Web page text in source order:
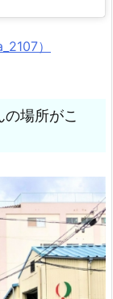
）
の場所がこ